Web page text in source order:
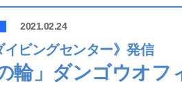
2021.02.24
イビングセンター》発信
輪」ダンゴウオフ